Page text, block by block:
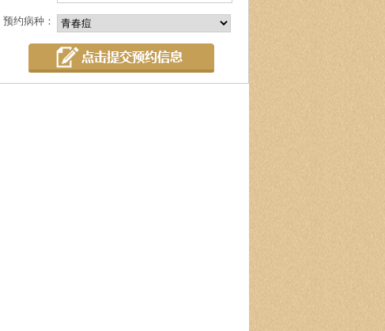
预约病种：